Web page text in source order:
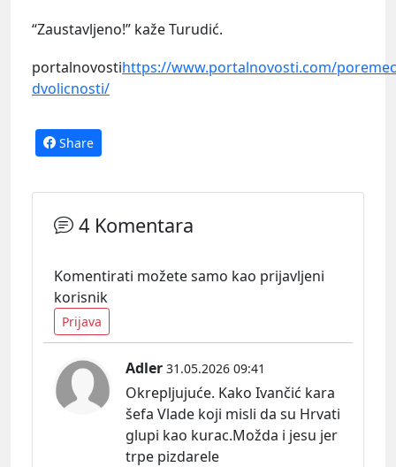
“Zaustavljeno!” kaže Turudić.
portalnovostihttps://www.portalnovosti.com/
dvolicnosti/
Share
4 Komentara
Komentirati možete samo kao prijavljeni
korisnik
Prijava
Adler 31.05.2026 09:41
Okrepljujuće. Kako Ivančić kara
šefa Vlade koji misli da su Hrvati
glupi kao kurac.Možda i jesu jer
trpe pizdarele